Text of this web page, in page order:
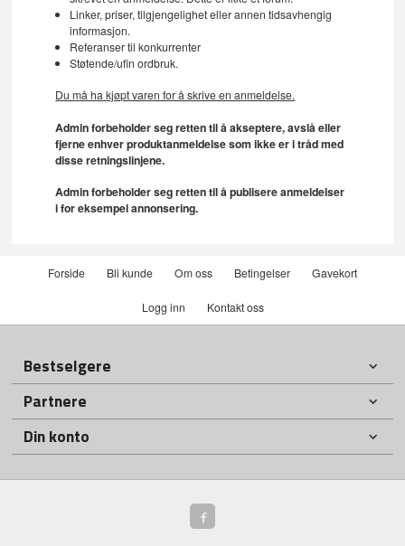
Linker, priser, tilgjengelighet eller annen tidsavhengig
informasjon.
Referanser til konkurrenter
Støtende/ufin ordbruk.
Du må ha kjøpt varen for å skrive en anmeldelse.
Admin forbeholder seg retten til å akseptere, avslå eller
fjerne enhver produktanmeldelse som ikke er i tråd med
disse retningslinjene.
Admin forbeholder seg retten til å publisere anmeldelser
i for eksempel annonsering.
Forside Bli kunde Om oss Betingelser Gavekort
Logg inn Kontakt oss
Bestselgere
Partnere
Din konto